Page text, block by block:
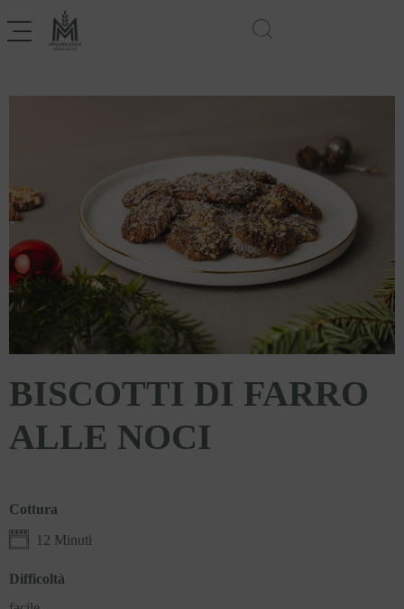
BISCOTTI DI FARRO
ALLE NOCI
Cottura
12 Minuti
Difficoltà